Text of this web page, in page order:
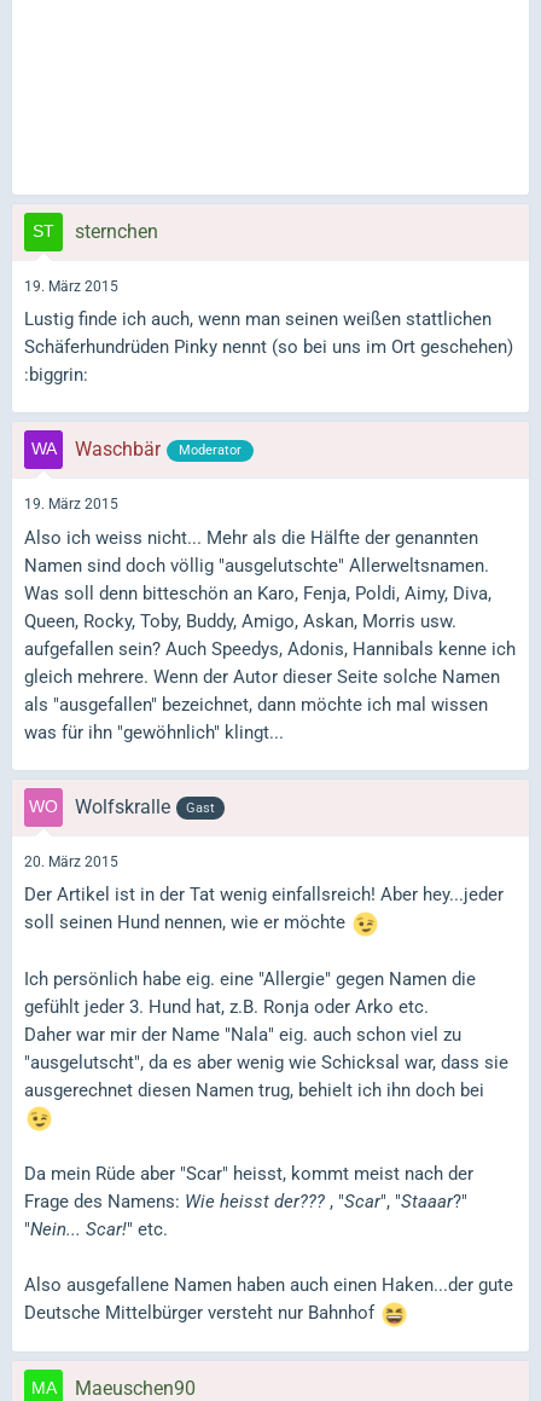
sternchen
19. März 2015
Lustig finde ich auch, wenn man seinen weißen stattlichen
Schäferhundrüden Pinky nennt (so bei uns im Ort geschehen)
:biggrin:
Waschbär Moderator
19. März 2015
Also ich weiss nicht... Mehr als die Hälfte der genannten
Namen sind doch völlig "ausgelutschte" Allerweltsnamen.
Was soll denn bitteschön an Karo, Fenja, Poldi, Aimy, Diva,
Queen, Rocky, Toby, Buddy, Amigo, Askan, Morris usw.
aufgefallen sein? Auch Speedys, Adonis, Hannibals kenne ich
gleich mehrere. Wenn der Autor dieser Seite solche Namen
als "ausgefallen" bezeichnet, dann möchte ich mal wissen
was für ihn "gewöhnlich" klingt...
Wolfskralle Gast
20. März 2015
Der Artikel ist in der Tat wenig einfallsreich! Aber hey...jeder
soll seinen Hund nennen, wie er möchte
Ich persönlich habe eig. eine "Allergie" gegen Namen die
gefühlt jeder 3. Hund hat, z.B. Ronja oder Arko etc.
Daher war mir der Name "Nala" eig. auch schon viel zu
"ausgelutscht", da es aber wenig wie Schicksal war, dass sie
ausgerechnet diesen Namen trug, behielt ich ihn doch bei
Da mein Rüde aber "Scar" heisst, kommt meist nach der
Frage des Namens: Wie heisst der??? , "Scar", "Staaar?"
"Nein... Scar!" etc.
Also ausgefallene Namen haben auch einen Haken...der gute
Deutsche Mittelbürger versteht nur Bahnhof
Maeuschen90